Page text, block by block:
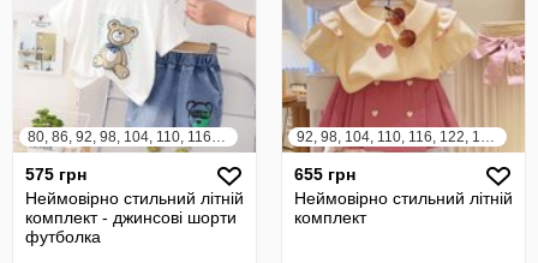
80, 86, 92, 98, 104, 110, 116, 122
575 грн
Неймовірно стильний літній
комплект - джинсові шорти
футболка
92, 98, 104, 110, 116, 122, 128, 134, 140
655 грн
Неймовірно стильний літній
комплект